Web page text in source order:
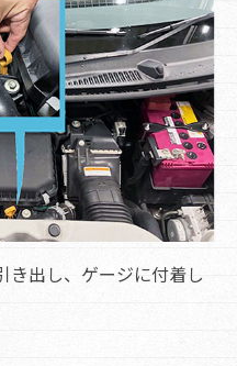
き出し、ゲージに付着し